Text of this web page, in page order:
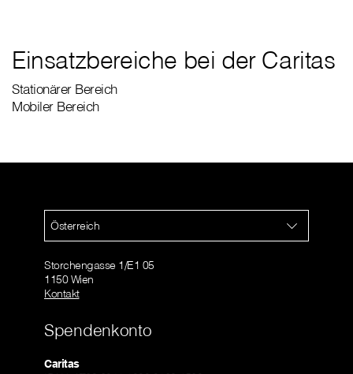
Einsatzbereiche bei der Caritas
Stationärer Bereich
Mobiler Bereich
Österreich
Storchengasse 1/E1 05
1150 Wien
Kontakt
Spendenkonto
Caritas